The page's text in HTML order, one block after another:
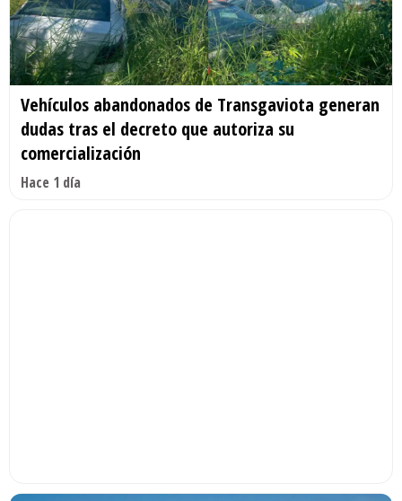
Vehículos abandonados de Transgaviota generan
dudas tras el decreto que autoriza su
comercialización
Hace 1 día